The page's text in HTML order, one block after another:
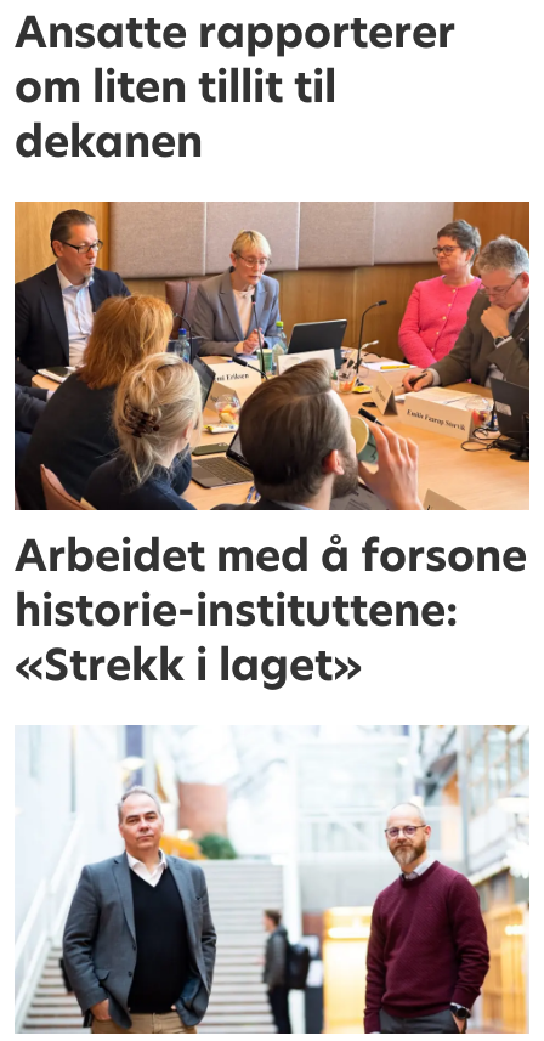
Ansatte rapporterer
om liten tillit til
dekanen
Arbeidet med å forsone
historie-instituttene:
«Strekk i laget»